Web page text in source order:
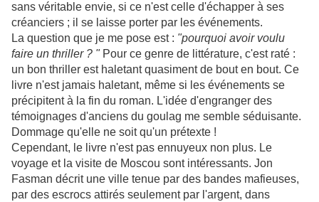
sans véritable envie, si ce n'est celle d'échapper à ses
créanciers ; il se laisse porter par les événements.
La question que je me pose est : "pourquoi avoir voulu
faire un thriller ? "Pour ce genre de littérature, c'est raté :
un bon thriller est haletant quasiment de bout en bout. Ce
livre n'est jamais haletant, même si les événements se
précipitent à la fin du roman. L'idée d'engranger des
témoignages d'anciens du goulag me semble séduisante.
Dommage qu'elle ne soit qu'un prétexte !
Cependant, le livre n'est pas ennuyeux non plus. Le
voyage et la visite de Moscou sont intéressants. Jon
Fasman décrit une ville tenue par des bandes mafieuses,
par des escrocs attirés seulement par l'argent, dans